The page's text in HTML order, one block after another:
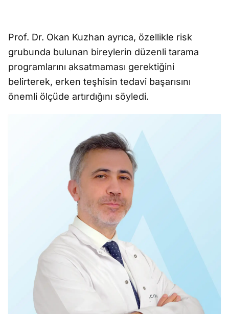
Prof. Dr. Okan Kuzhan ayrıca, özellikle risk
grubunda bulunan bireylerin düzenli tarama
programlarını aksatmaması gerektiğini
belirterek, erken teşhisin tedavi başarısını
önemli ölçüde artırdığını söyledi.